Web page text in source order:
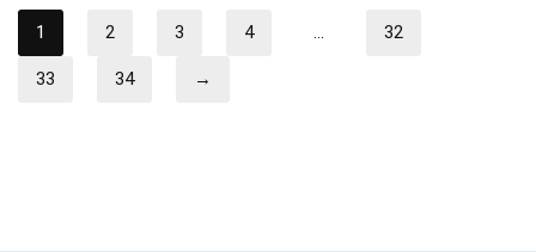
1 2 3 4 32
33 34 →